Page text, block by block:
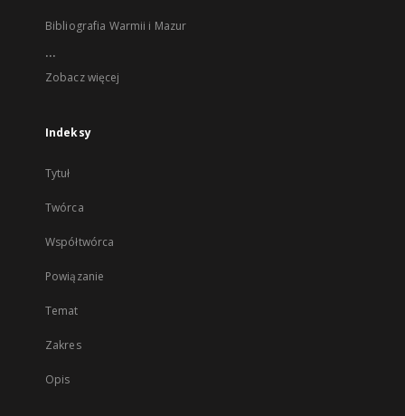
Bibliografia Warmii i Mazur
...
Zobacz więcej
Indeksy
Tytuł
Twórca
Współtwórca
Powiązanie
Temat
Zakres
Opis